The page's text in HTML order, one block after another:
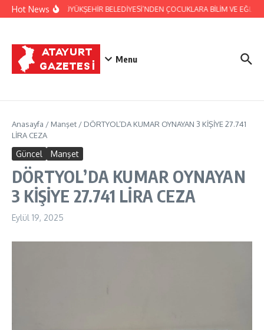
İçeriğe atla
Hot NewsHATAY BÜYÜKŞEHİR BELEDİYESİ’NDEN ÇOCUKLARA BİLİM VE
Menu
Anasayfa / Manşet / DÖRTYOL’DA KUMAR OYNAYAN 3 KİŞİYE 27.741
LİRA CEZA
Güncel Manşet
DÖRTYOL’DA KUMAR OYNAYAN
3 KİŞİYE 27.741 LİRA CEZA
Eylül 19, 2025